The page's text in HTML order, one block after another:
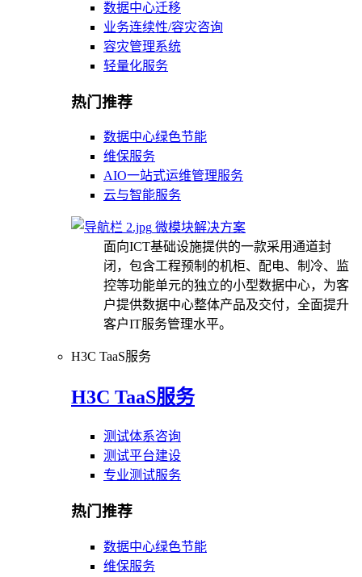
数据中心迁移
业务连续性/容灾咨询
容灾管理系统
轻量化服务
热门推荐
数据中心绿色节能
维保服务
AIO一站式运维管理服务
云与智能服务
微模块解决方案
面向ICT基础设施提供的一款采用通道封
闭，包含工程预制的机柜、配电、制冷、监
控等功能单元的独立的小型数据中心，为客
户提供数据中心整体产品及交付，全面提升
客户IT服务管理水平。
H3C TaaS服务
H3C TaaS服务
测试体系咨询
测试平台建设
专业测试服务
热门推荐
数据中心绿色节能
维保服务